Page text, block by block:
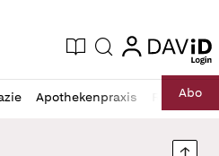
Zeitung
Aktuelle Ausgabe
Suche login
login
Apothekenpraxis RechtAbo